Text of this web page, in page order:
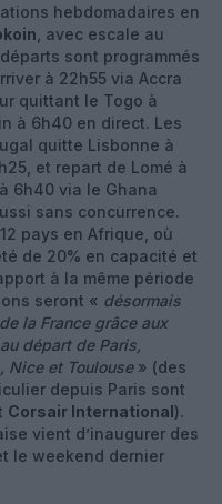
hebdomadaires en
, avec escale au
sont programmés
à 22h55 via Accra
quittant le Togo à
à 6h40 en direct. Les
quitte Lisbonne à
et repart de Lomé à
6h40 via le Ghana
sans concurrence.
pays en Afrique, où
de 20% en capacité et
à la même période
seront « désormais
la France grâce aux
départ de Paris,
Nice et Toulouse» (des
depuis Paris sont
Corsair International).
vient d’inaugurer des
le weekend dernier